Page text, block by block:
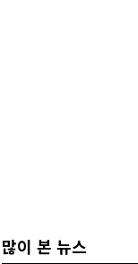
많이 본 뉴스